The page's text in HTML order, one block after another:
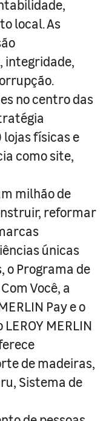
local. As
integridade,
no centro das
físicas e
como site,
milhão de
reformar
únicas
o Programa de
Você, a
Pay e o
MERLIN
de madeiras,
Sistema de